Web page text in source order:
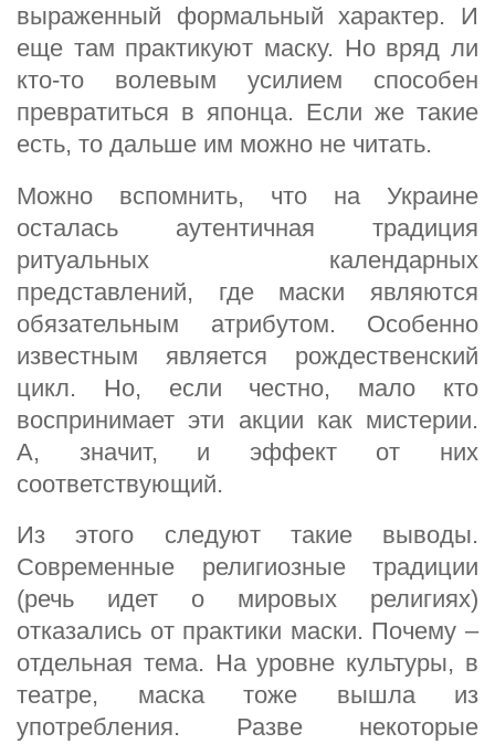
выраженный формальный характер. И
еще там практикуют маску. Но вряд ли
кто-то волевым усилием способен
превратиться в японца. Если же такие
есть, то дальше им можно не читать.
Можно вспомнить, что на Украине
осталась аутентичная традиция
ритуальных календарных
представлений, где маски являются
обязательным атрибутом. Особенно
известным является рождественский
цикл. Но, если честно, мало кто
воспринимает эти акции как мистерии.
А, значит, и эффект от них
соответствующий.
Из этого следуют такие выводы.
Современные религиозные традиции
(речь идет о мировых религиях)
отказались от практики маски. Почему –
отдельная тема. На уровне культуры, в
театре, маска тоже вышла из
употребления. Разве некоторые